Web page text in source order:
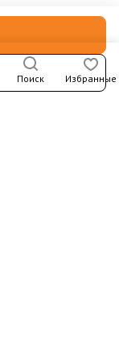
Поиск Избранные